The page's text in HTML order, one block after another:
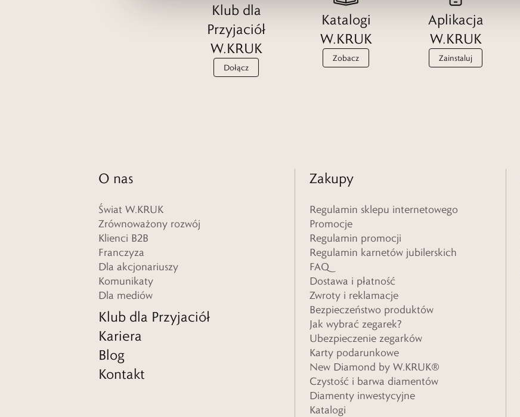
Klub dla
Przyjaciół
W.KRUK
Dołącz
Katalogi
W.KRUK
Zobacz
Aplikacja
W.KRUK
Zainstaluj
O nas
Świat W.KRUK
Zrównoważony rozwój
Klienci B2B
Franczyza
Dla akcjonariuszy
Komunikaty
Dla mediów
Klub dla Przyjaciół
Kariera
Blog
Kontakt
Zakupy
Regulamin sklepu internetowego
Promocje
Regulamin promocji
Regulamin karnetów jubilerskich
FAQ
Dostawa i płatność
Zwroty i reklamacje
Bezpieczeństwo produktów
Jak wybrać zegarek?
Ubezpieczenie zegarków
Karty podarunkowe
New Diamond by W.KRUK®
Czystość i barwa diamentów
Diamenty inwestycyjne
Katalogi